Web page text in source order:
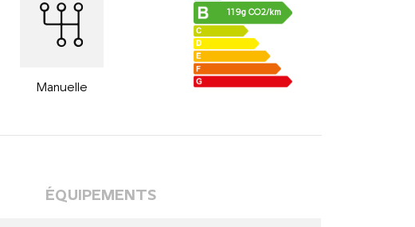
Manuelle
119g CO2/km
ÉQUIPEMENTS